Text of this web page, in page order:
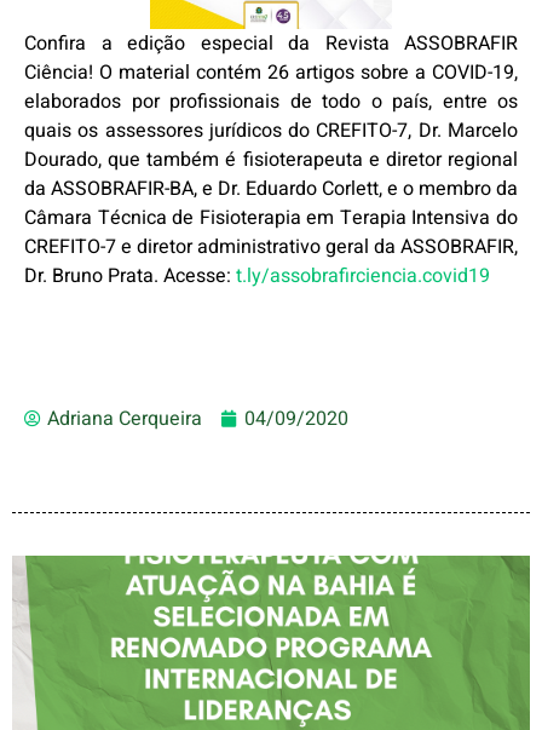
Confira a edição especial da Revista ASSOBRAFIR
Ciência! O material contém 26 artigos sobre a COVID-19,
elaborados por profissionais de todo o país, entre os
quais os assessores jurídicos do CREFITO-7, Dr. Marcelo
Dourado, que também é fisioterapeuta e diretor regional
da ASSOBRAFIR-BA, e Dr. Eduardo Corlett, e o membro da
Câmara Técnica de Fisioterapia em Terapia Intensiva do
CREFITO-7 e diretor administrativo geral da ASSOBRAFIR,
Dr. Bruno Prata. Acesse: t.ly/assobrafirciencia.covid19
Adriana Cerqueira 04/09/2020
FISIOTERAPEUTA COM
ATUAÇÃO NA BAHIA É